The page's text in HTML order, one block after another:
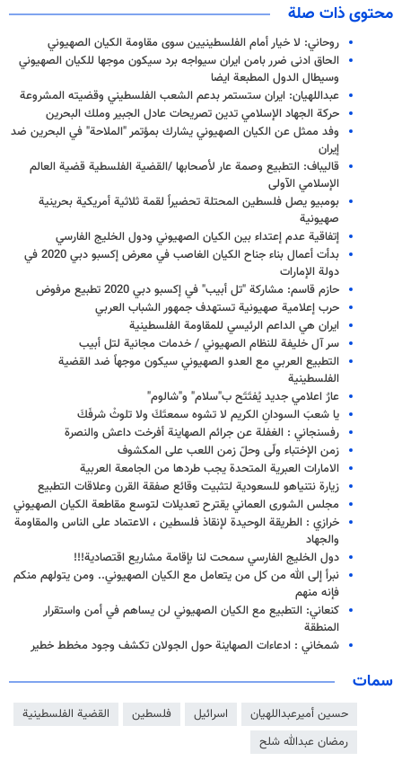
محتوى ذات صلة
روحاني: لا خيار أمام الفلسطينيين سوى مقاومة الكيان الصهيوني
الحاق ادنى ضرر بامن ايران سيواجه برد سيكون موجها للكيان الصهيوني
وسيطال الدول المطبعة ايضا
عبداللهيان: ايران ستستمر بدعم الشعب الفلسطيني وقضيته المشروعة
حركة الجهاد الإسلامي تدين تصريحات عادل الجبير وملك البحرين
وفد ممثل عن الكيان الصهيوني يشارك بمؤتمر "الملاحة" في البحرين ضد
إيران
قالیباف: التطبيع وصمة عار لأصحابها /القضية الفلسطية قضية العالم
الإسلامي الآولى
بومبيو يصل فلسطين المحتلة تحضيراً لقمة ثلاثية أمريكية بحرينية
صهيونية
إتفاقية عدم إعتداء بين الكيان الصهيوني ودول الخليج الفارسي
بدأت أعمال بناء جناح الكيان الغاصب في معرض إكسبو دبي 2020 في
دولة الإمارات
حازم قاسم: مشاركة "تل أبيب" في إكسبو دبي 2020 تطبيع مرفوض
حرب إعلامية صهيونية تستهدف جمهور الشباب العربي
ايران هي الداعم الرئيسي للمقاومة الفلسطينية
سر آل خليفة للنظام الصهيوني / خدمات مجانية لتل أبيب
التطبیع العربي مع العدو الصهیوني سیکون موجهاً ضد القضیة
الفلسطینیة
عارٌ اعلامي جديد يُفتَتَح ب"سلام" و"شالوم"
يا شعبَ السودانِ الكريم لا تشوه سمعتَكَ ولا تلوثْ شرفَكَ
رفسنجاني : الغفلة عن جرائم الصهاينة أفرخت داعش والنصرة
زمن الإختباء ولّى وحلّ زمن اللعب على المكشوف
الامارات العبرية المتحدة يجب طردها من الجامعة العربية
زيارة نتنياهو للسعودية لتثبيت وقائع صفقة القرن وعلاقات التطبيع
مجلس الشورى العماني يقترح تعديلات لتوسع مقاطعة الكيان الصهيوني
خرازي : الطريقة الوحيدة لإنقاذ فلسطين ، الاعتماد على الناس والمقاومة
والجهاد
دول الخليج الفارسي سمحت لنا بإقامة مشاريع اقتصادية!!!
نبرأ إلى الله من كل من يتعامل مع الكيان الصهيوني.. ومن يتولهم منكم
فإنه منهم
كنعاني: التطبيع مع الكيان الصهيوني لن يساهم في أمن واستقرار
المنطقة
شمخاني : ادعاءات الصهاينة حول الجولان تكشف وجود مخطط خطير
سمات
حسين أميرعبداللهيان اسرائيل فلسطين
القضية الفلسطينية
رمضان عبدالله شلح